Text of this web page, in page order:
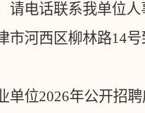
电话联系我单位人
市河西区柳林路14
单位2026年公开招